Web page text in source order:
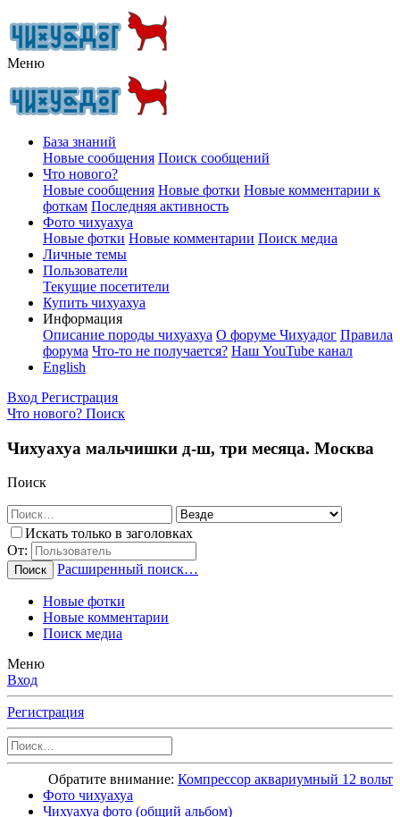
Меню
База знаний
Новые сообщения Поиск сообщений
Что нового?
Новые сообщения Новые фотки Новые комментарии к
фоткам Последняя активность
Фото чихуахуа
Новые фотки Новые комментарии Поиск медиа
Личные темы
Пользователи
Текущие посетители
Купить чихуахуа
Информация
Описание породы чихуахуа О форуме Чихуадог Правила
форума Что-то не получается? Наш YouTube канал
English
Вход Регистрация
Что нового? Поиск
Чихуахуа мальчишки д-ш, три месяца. Москва
Поиск
Искать только в заголовках
От:
Поиск Расширенный поиск…
Новые фотки
Новые комментарии
Поиск медиа
Меню
Вход
Регистрация
Обратите внимание: Компрессор аквариумный 12 вольт
Фото чихуахуа
Чихуахуа фото (общий альбом)